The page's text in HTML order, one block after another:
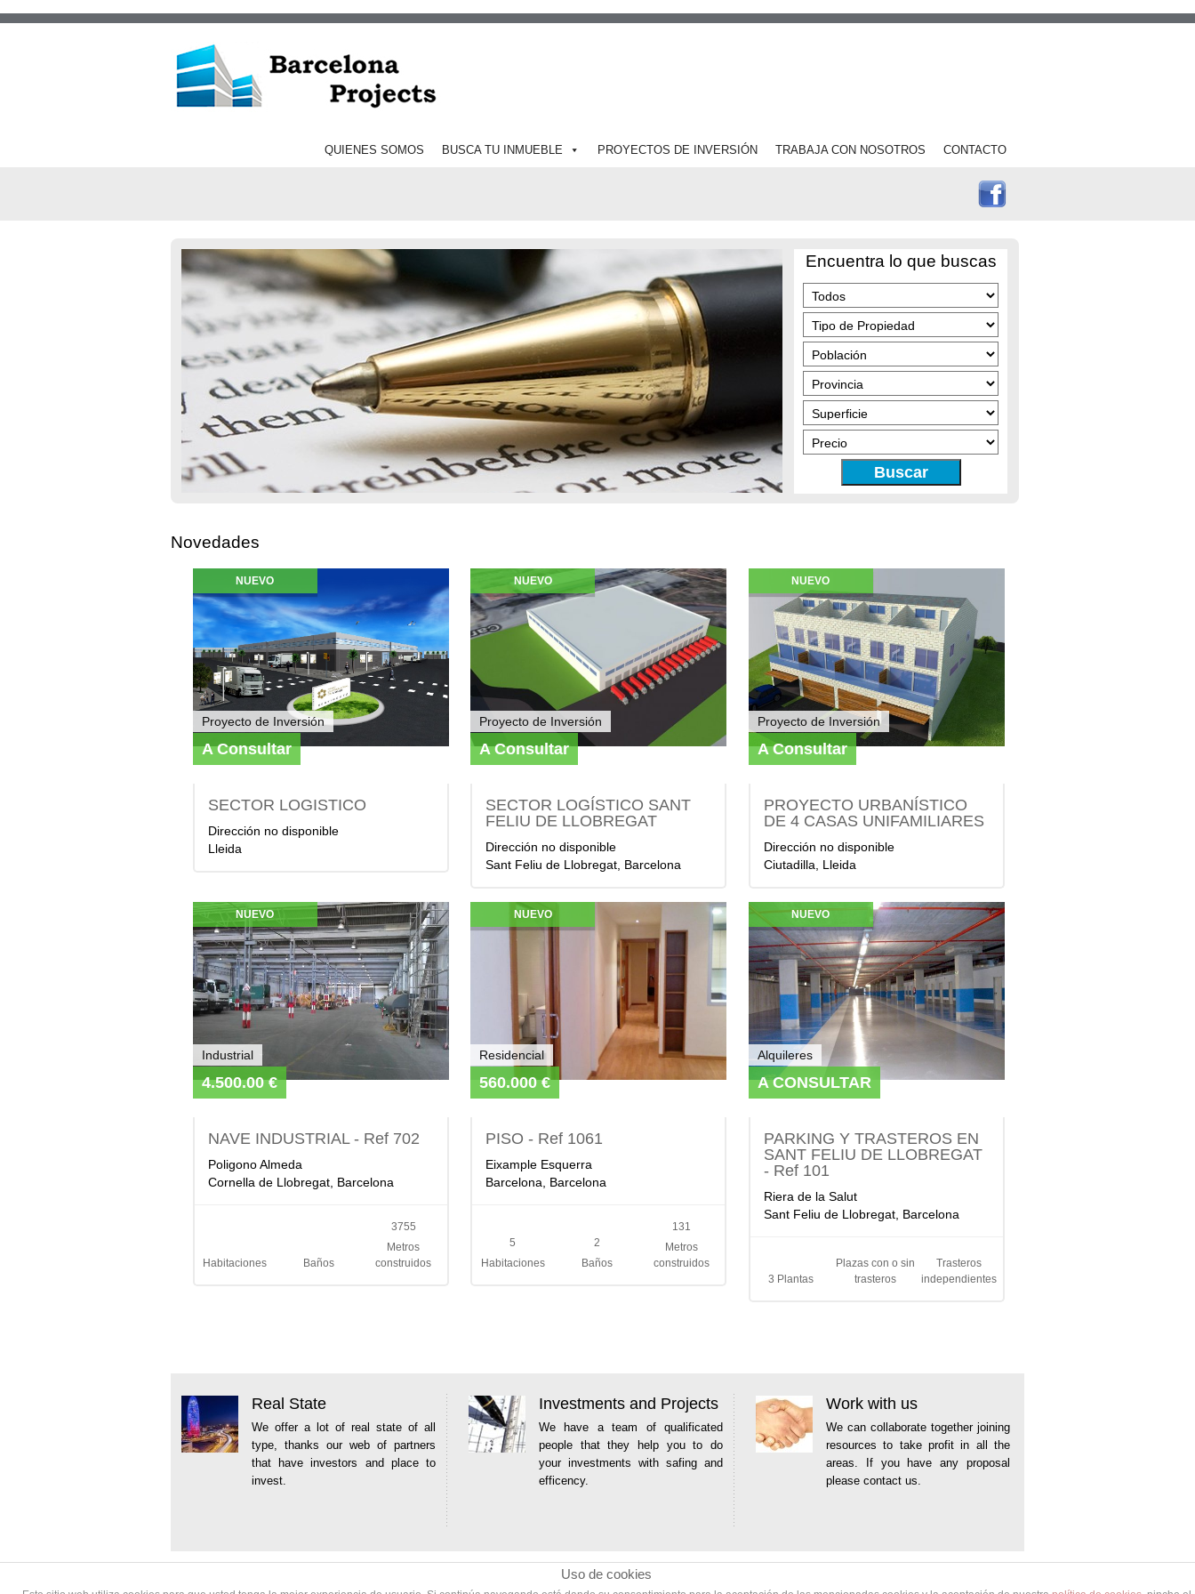
QUIENES SOMOS BUSCA TU INMUEBLE PROYECTOS DE INVERSIÓN TRABAJA CON NOSOTROS CONTACTO
Encuentra lo que buscas
Buscar
Novedades
NUEVO
Proyecto de Inversión
A Consultar
SECTOR LOGISTICO
Dirección no disponible
Lleida
NUEVO
Proyecto de Inversión
A Consultar
SECTOR LOGÍSTICO SANT
FELIU DE LLOBREGAT
Dirección no disponible
Sant Feliu de Llobregat, Barcelona
NUEVO
Proyecto de Inversión
A Consultar
PROYECTO URBANÍSTICO
DE 4 CASAS UNIFAMILIARES
Dirección no disponible
Ciutadilla, Lleida
NUEVO
Industrial
4.500.00 €
NAVE INDUSTRIAL - Ref 702
Poligono Almeda
Cornella de Llobregat, Barcelona
Habitaciones Baños
3755
Metros
construidos
NUEVO
Residencial
560.000 €
PISO - Ref 1061
Eixample Esquerra
Barcelona, Barcelona
5
Habitaciones
2
Baños
131
Metros
construidos
NUEVO
Alquileres
A CONSULTAR
PARKING Y TRASTEROS EN
SANT FELIU DE LLOBREGAT
- Ref 101
Riera de la Salut
Sant Feliu de Llobregat, Barcelona
3 Plantas
Plazas con o sin
trasteros
Trasteros
independientes
Real State
We offer a lot of real state of all
type, thanks our web of partners
that have investors and place to
invest.
Investments and Projects
We have a team of qualificated
people that they help you to do
your investments with safing and
efficency.
Work with us
We can collaborate together joining
resources to take profit in all the
areas. If you have any proposal
please contact us.
Uso de cookies
Uso de cookies